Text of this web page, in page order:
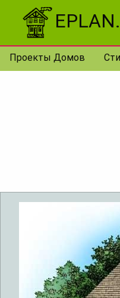
Перейти к контенту
Проекты Домов